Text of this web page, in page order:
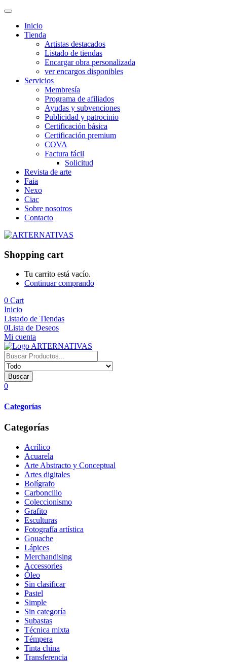
Inicio
Tienda
Artistas destacados
Listado de tiendas
Encargar obra personalizada
ver encargos disponibles
Servicios
Membresía
Programa de afiliados
Ayudas y subvenciones
Publicidad y patrocinio
Certificación básica
Certificación premium
COVA
Factura fácil
Solicitud
Revista de arte
Faia
Nexo
Ciac
Sobre nosotros
Contacto
Shopping cart
Tu carrito está vacío.
Continuar comprando
0 Cart
Inicio
Listado de Tiendas
0Lista de Deseos
Mi cuenta
Buscar
0
Categorías
Categorías
Acrílico
Acuarela
Arte Abstracto y Conceptual
Artes digitales
Bolígrafo
Carboncillo
Coleccionismo
Grafito
Esculturas
Fotografía artística
Gouache
Lápices
Merchandising
Accessories
Óleo
Sin clasificar
Pastel
Simple
Sin categoría
Subastas
Técnica mixta
Témpera
Tinta china
Transferencia